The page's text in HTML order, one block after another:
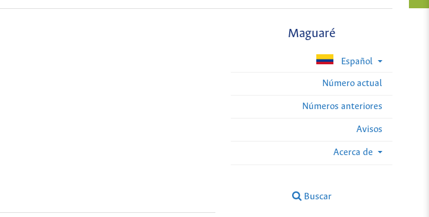
Maguaré
Español
Número actual
Números anteriores
Avisos
Acerca de
Buscar